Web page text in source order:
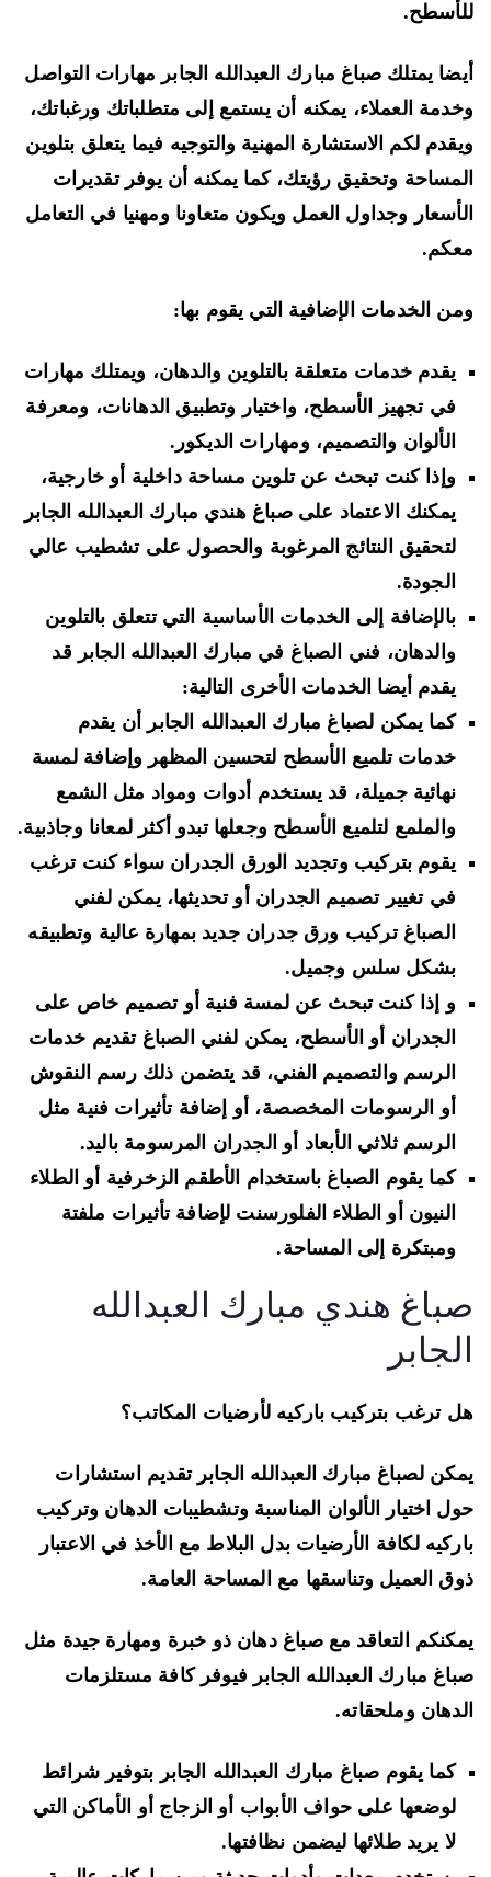
يمتلك صباغ مبارك العبدالله الجابر مهارات التواصل
العملاء، يمكنه أن يستمع إلى متطلباتك ورغباتك،
لكم الاستشارة المهنية والتوجيه فيما يتعلق بتلوين
وتحقيق رؤيتك، كما يمكنه أن يوفر تقديرات
وجداول العمل ويكون متعاونا ومهنيا في التعامل
الخدمات الإضافية التي يقوم بها:
يقدم خدمات متعلقة بالتلوين والدهان، ويمتلك مهارات
في تجهيز الأسطح، واختيار وتطبيق الدهانات، ومعرفة
الألوان والتصميم، ومهارات الديكور.
وإذا كنت تبحث عن تلوين مساحة داخلية أو خارجية،
يمكنك الاعتماد على صباغ هندي مبارك العبدالله الجابر
لتحقيق النتائج المرغوبة والحصول على تشطيب عالي
الجودة.
بالإضافة إلى الخدمات الأساسية التي تتعلق بالتلوين
والدهان، فني الصباغ في مبارك العبدالله الجابر قد
يقدم أيضا الخدمات الأخرى التالية:
كما يمكن لصباغ مبارك العبدالله الجابر أن يقدم
خدمات تلميع الأسطح لتحسين المظهر وإضافة لمسة
نهائية جميلة، قد يستخدم أدوات ومواد مثل الشمع
والملمع لتلميع الأسطح وجعلها تبدو أكثر لمعانا وجاذبية.
يقوم بتركيب وتجديد الورق الجدران سواء كنت ترغب
في تغيير تصميم الجدران أو تحديثها، يمكن لفني
الصباغ تركيب ورق جدران جديد بمهارة عالية وتطبيقه
بشكل سلس وجميل.
و إذا كنت تبحث عن لمسة فنية أو تصميم خاص على
الجدران أو الأسطح، يمكن لفني الصباغ تقديم خدمات
الرسم والتصميم الفني، قد يتضمن ذلك رسم النقوش
أو الرسومات المخصصة، أو إضافة تأثيرات فنية مثل
الرسم ثلاثي الأبعاد أو الجدران المرسومة باليد.
كما يقوم الصباغ باستخدام الأطقم الزخرفية أو الطلاء
النيون أو الطلاء الفلورسنت لإضافة تأثيرات ملفتة
ومبتكرة إلى المساحة.
هندي مبارك العبدالله
ترغب بتركيب باركيه لأرضيات المكاتب؟
لصباغ مبارك العبدالله الجابر تقديم استشارات
اختيار الألوان المناسبة وتشطيبات الدهان وتركيب
لكافة الأرضيات بدل البلاط مع الأخذ في الاعتبار
العميل وتناسقها مع المساحة العامة.
التعاقد مع صباغ دهان ذو خبرة ومهارة جيدة مثل
مبارك العبدالله الجابر فيوفر كافة مستلزمات
وملحقاته.
كما يقوم صباغ مبارك العبدالله الجابر بتوفير شرائط
لوضعها على حواف الأبواب أو الزجاج أو الأماكن التي
لا يريد طلائها ليضمن نظافتها.